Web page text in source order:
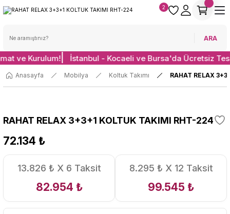
ARA
2
ve Kurulum! İstanbul - Kocaeli ve Bursa'da Ücretsiz
Anasayfa Mobilya Koltuk Takımı RAHAT RELAX
RAHAT RELAX 3+3+1 KOLTUK TAKIMI RHT-224
72.134 ₺
13.826 ₺ X 6 Taksit
82.954 ₺
8.295 ₺ X 12 Taksit
99.545 ₺